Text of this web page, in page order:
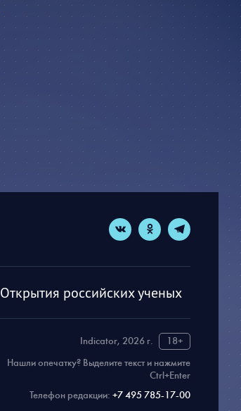
Открытия российских ученых
Indicator, 2026 г.
18+
Нашли опечатку? Выделите текст и нажмите
Ctrl+Enter
Телефон редакции: +7 495 785-17-00